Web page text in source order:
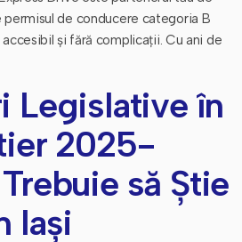
de conducere categoria B
și fără complicații. Cu ani de
Legislative în
2025-
să Știe
Iași